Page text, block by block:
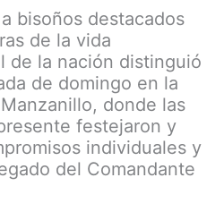
bisoños destacados
de la vida
de la nación distinguió
de domingo en la
donde las
festejaron y
individuales y
del Comandante